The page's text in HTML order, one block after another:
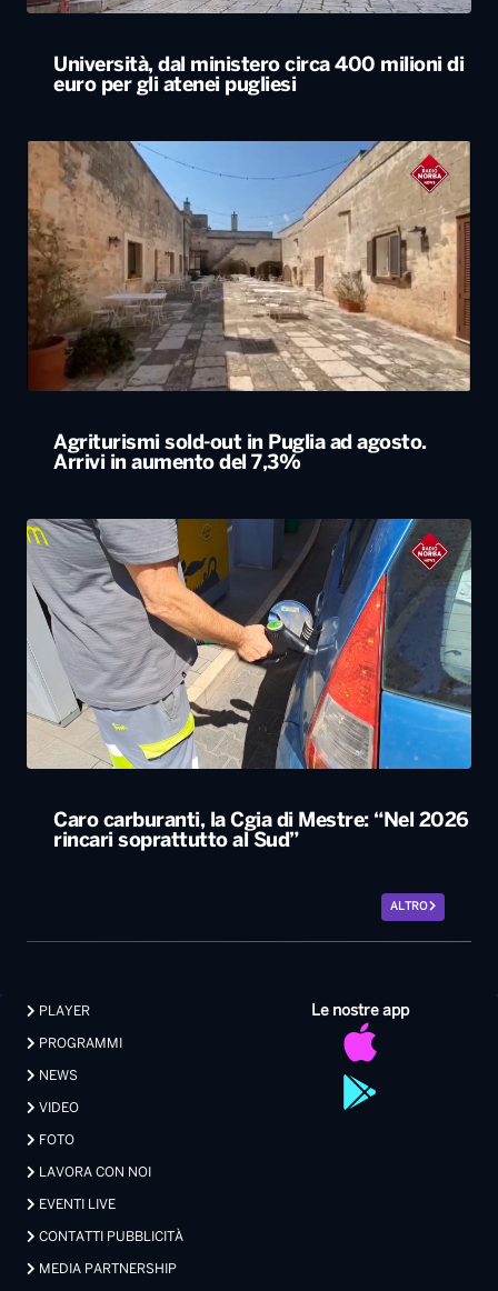
Università, dal ministero circa 400 milioni di
euro per gli atenei pugliesi
Agriturismi sold-out in Puglia ad agosto.
Arrivi in aumento del 7,3%
Caro carburanti, la Cgia di Mestre: “Nel 2026
rincari soprattutto al Sud”
ALTRO
Le nostre app
PLAYER
PROGRAMMI
NEWS
VIDEO
FOTO
LAVORA CON NOI
EVENTI LIVE
CONTATTI PUBBLICITÀ
MEDIA PARTNERSHIP